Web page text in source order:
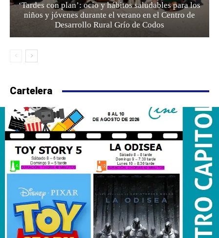
‘Tardes con plan’: ocio y hábitos saludables para los
niños y jóvenes durante el verano en el Centro de
Desarrollo Rural Grío de Codos
Cartelera